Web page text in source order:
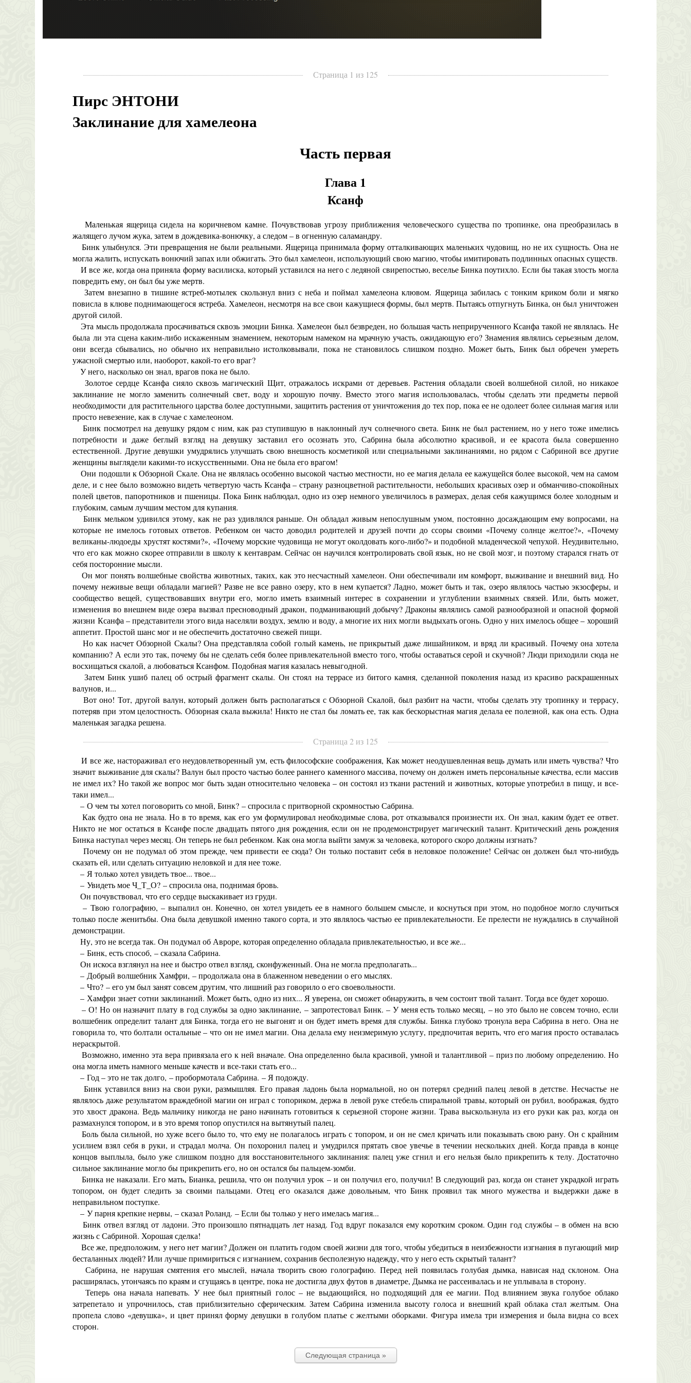
Страница 1 из 125
Пирс ЭНТОНИ
Заклинание для хамелеона
Часть первая
Глава 1
Ксанф
Маленькая ящерица сидела на коричневом камне. Почувствовав угрозу приближения человеческого существа по тропинке, она преобразилась в
жалящего лучом жука, затем в дождевика-вонючку, а следом – в огненную саламандру.
Бинк улыбнулся. Эти превращения не были реальными. Ящерица принимала форму отталкивающих маленьких чудовищ, но не их сущность. Она не
могла жалить, испускать вонючий запах или обжигать. Это был хамелеон, использующий свою магию, чтобы имитировать подлинных опасных существ.
И все же, когда она приняла форму василиска, который уставился на него с ледяной свирепостью, веселье Бинка поутихло. Если бы такая злость могла
повредить ему, он был бы уже мертв.
Затем внезапно в тишине ястреб-мотылек скользнул вниз с неба и поймал хамелеона клювом. Ящерица забилась с тонким криком боли и мягко
повисла в клюве поднимающегося ястреба. Хамелеон, несмотря на все свои кажущиеся формы, был мертв. Пытаясь отпугнуть Бинка, он был уничтожен
другой силой.
Эта мысль продолжала просачиваться сквозь эмоции Бинка. Хамелеон был безвреден, но большая часть неприрученного Ксанфа такой не являлась. Не
была ли эта сцена каким-либо искаженным знамением, некоторым намеком на мрачную участь, ожидающую его? Знамения являлись серьезным делом,
они всегда сбывались, но обычно их неправильно истолковывали, пока не становилось слишком поздно. Может быть, Бинк был обречен умереть
ужасной смертью или, наоборот, какой-то его враг?
У него, насколько он знал, врагов пока не было.
Золотое сердце Ксанфа сияло сквозь магический Щит, отражалось искрами от деревьев. Растения обладали своей волшебной силой, но никакое
заклинание не могло заменить солнечный свет, воду и хорошую почву. Вместо этого магия использовалась, чтобы сделать эти предметы первой
необходимости для растительного царства более доступными, защитить растения от уничтожения до тех пор, пока ее не одолеет более сильная магия или
просто невезение, как в случае с хамелеоном.
Бинк посмотрел на девушку рядом с ним, как раз ступившую в наклонный луч солнечного света. Бинк не был растением, но у него тоже имелись
потребности и даже беглый взгляд на девушку заставил его осознать это, Сабрина была абсолютно красивой, и ее красота была совершенно
естественной. Другие девушки умудрялись улучшать свою внешность косметикой или специальными заклинаниями, но рядом с Сабриной все другие
женщины выглядели какими-то искусственными. Она не была его врагом!
Они подошли к Обзорной Скале. Она не являлась особенно высокой частью местности, но ее магия делала ее кажущейся более высокой, чем на самом
деле, и с нее было возможно видеть четвертую часть Ксанфа – страну разноцветной растительности, небольших красивых озер и обманчиво-спокойных
полей цветов, папоротников и пшеницы. Пока Бинк наблюдал, одно из озер немного увеличилось в размерах, делая себя кажущимся более холодным и
глубоким, самым лучшим местом для купания.
Бинк мельком удивился этому, как не раз удивлялся раньше. Он обладал живым непослушным умом, постоянно досаждающим ему вопросами, на
которые не имелось готовых ответов. Ребенком он часто доводил родителей и друзей почти до ссоры своими «Почему солнце желтое?», «Почему
великаны-людоеды хрустят костями?», «Почему морские чудовища не могут околдовать кого-либо?» и подобной младенческой чепухой. Неудивительно,
что его как можно скорее отправили в школу к кентаврам. Сейчас он научился контролировать свой язык, но не свой мозг, и поэтому старался гнать от
себя посторонние мысли.
Он мог понять волшебные свойства животных, таких, как это несчастный хамелеон. Они обеспечивали им комфорт, выживание и внешний вид. Но
почему неживые вещи обладали магией? Разве не все равно озеру, кто в нем купается? Ладно, может быть и так, озеро являлось частью экзосферы, и
сообщество вещей, существовавших внутри его, могло иметь взаимный интерес в сохранении и углублении взаимных связей. Или, быть может,
изменения во внешнем виде озера вызвал пресноводный дракон, подманивающий добычу? Драконы являлись самой разнообразной и опасной формой
жизни Ксанфа – представители этого вида населяли воздух, землю и воду, а многие их них могли выдыхать огонь. Одно у них имелось общее – хороший
аппетит. Простой шанс мог и не обеспечить достаточно свежей пищи.
Но как насчет Обзорной Скалы? Она представляла собой голый камень, не прикрытый даже лишайником, и вряд ли красивый. Почему она хотела
компанию? А если это так, почему бы не сделать себя более привлекательной вместо того, чтобы оставаться серой и скучной? Люди приходили сюда не
восхищаться скалой, а любоваться Ксанфом. Подобная магия казалась невыгодной.
Затем Бинк ушиб палец об острый фрагмент скалы. Он стоял на террасе из битого камня, сделанной поколения назад из красиво раскрашенных
валунов, и...
Вот оно! Тот, другой валун, который должен быть располагаться с Обзорной Скалой, был разбит на части, чтобы сделать эту тропинку и террасу,
потеряв при этом целостность. Обзорная скала выжила! Никто не стал бы ломать ее, так как бескорыстная магия делала ее полезной, как она есть. Одна
маленькая загадка решена.
Страница 2 из 125
И все же, настораживал его неудовлетворенный ум, есть философские соображения, Как может неодушевленная вещь думать или иметь чувства? Что
значит выживание для скалы? Валун был просто частью более раннего каменного массива, почему он должен иметь персональные качества, если массив
не имел их? Но такой же вопрос мог быть задан относительно человека – он состоял из ткани растений и животных, которые употребил в пищу, и все-
таки имел...
– О чем ты хотел поговорить со мной, Бинк? – спросила с притворной скромностью Сабрина.
Как будто она не знала. Но в то время, как его ум формулировал необходимые слова, рот отказывался произнести их. Он знал, каким будет ее ответ.
Никто не мог остаться в Ксанфе после двадцать пятого дня рождения, если он не продемонстрирует магический талант. Критический день рождения
Бинка наступал через месяц. Он теперь не был ребенком. Как она могла выйти замуж за человека, которого скоро должны изгнать?
Почему он не подумал об этом прежде, чем привести ее сюда? Он только поставит себя в неловкое положение! Сейчас он должен был что-нибудь
сказать ей, или сделать ситуацию неловкой и для нее тоже.
– Я только хотел увидеть твое... твое...
– Увидеть мое Ч_Т_О? – спросила она, поднимая бровь.
Он почувствовал, что его сердце выскакивает из груди.
– Твою голографию, – выпалил он. Конечно, он хотел увидеть ее в намного большем смысле, и коснуться при этом, но подобное могло случиться
только после женитьбы. Она была девушкой именно такого сорта, и это являлось частью ее привлекательности. Ее прелести не нуждались в случайной
демонстрации.
Ну, это не всегда так. Он подумал об Авроре, которая определенно обладала привлекательностью, и все же...
– Бинк, есть способ, – сказала Сабрина.
Он искоса взглянул на нее и быстро отвел взгляд, сконфуженный. Она не могла предполагать...
– Добрый волшебник Хамфри, – продолжала она в блаженном неведении о его мыслях.
– Что? – его ум был занят совсем другим, что лишний раз говорило о его своевольности.
– Хамфри знает сотни заклинаний. Может быть, одно из них... Я уверена, он сможет обнаружить, в чем состоит твой талант. Тогда все будет хорошо.
– О! Но он назначит плату в год службы за одно заклинание, – запротестовал Бинк. – У меня есть только месяц, – но это было не совсем точно, если
волшебник определит талант для Бинка, тогда его не выгонят и он будет иметь время для службы. Бинка глубоко тронула вера Сабрина в него. Она не
говорила то, что болтали остальные – что он не имел магии. Она делала ему неизмеримую услугу, предпочитая верить, что его магия просто оставалась
нераскрытой.
Возможно, именно эта вера привязала его к ней вначале. Она определенно была красивой, умной и талантливой – приз по любому определению. Но
она могла иметь намного меньше качеств и все-таки стать его...
– Год – это не так долго, – пробормотала Сабрина. – Я подожду.
Бинк уставился вниз на свои руки, размышляя. Его правая ладонь была нормальной, но он потерял средний палец левой в детстве. Несчастье не
являлось даже результатом враждебной магии он играл с топориком, держа в левой руке стебель спиральной травы, который он рубил, воображая, будто
это хвост дракона. Ведь мальчику никогда не рано начинать готовиться к серьезной стороне жизни. Трава выскользнула из его руки как раз, когда он
размахнулся топором, и в это время топор опустился на вытянутый палец.
Боль была сильной, но хуже всего было то, что ему не полагалось играть с топором, и он не смел кричать или показывать свою рану. Он с крайним
усилием взял себя в руки, и страдал молча. Он похоронил палец и умудрился прятать свое увечье в течении нескольких дней. Когда правда в конце
концов выплыла, было уже слишком поздно для восстановительного заклинания: палец уже сгнил и его нельзя было прикрепить к телу. Достаточно
сильное заклинание могло бы прикрепить его, но он остался бы пальцем-зомби.
Бинка не наказали. Его мать, Бианка, решила, что он получил урок – и он получил его, получил! В следующий раз, когда он станет украдкой играть
топором, он будет следить за своими пальцами. Отец его оказался даже довольным, что Бинк проявил так много мужества и выдержки даже в
неправильном поступке.
– У парня крепкие нервы, – сказал Роланд. – Если бы только у него имелась магия...
Бинк отвел взгляд от ладони. Это произошло пятнадцать лет назад. Год вдруг показался ему коротким сроком. Один год службы – в обмен на всю
жизнь с Сабриной. Хорошая сделка!
Все же, предположим, у него нет магии? Должен он платить годом своей жизни для того, чтобы убедиться в неизбежности изгнания в пугающий мир
бесталанных людей? Или лучше примириться с изгнанием, сохранив бесполезную надежду, что у него есть скрытый талант?
Сабрина, не нарушая смятения его мыслей, начала творить свою голографию. Перед ней появилась голубая дымка, нависая над склоном. Она
расширялась, утончаясь по краям и сгущаясь в центре, пока не достигла двух футов в диаметре, Дымка не рассеивалась и не уплывала в сторону.
Теперь она начала напевать. У нее был приятный голос – не выдающийся, но подходящий для ее магии. Под влиянием звука голубое облако
затрепетало и упрочнилось, став приблизительно сферическим. Затем Сабрина изменила высоту голоса и внешний край облака стал желтым. Она
пропела слово «девушка», и цвет принял форму девушки в голубом платье с желтыми оборками. Фигура имела три измерения и была видна со всех
сторон.
Следующая страница »